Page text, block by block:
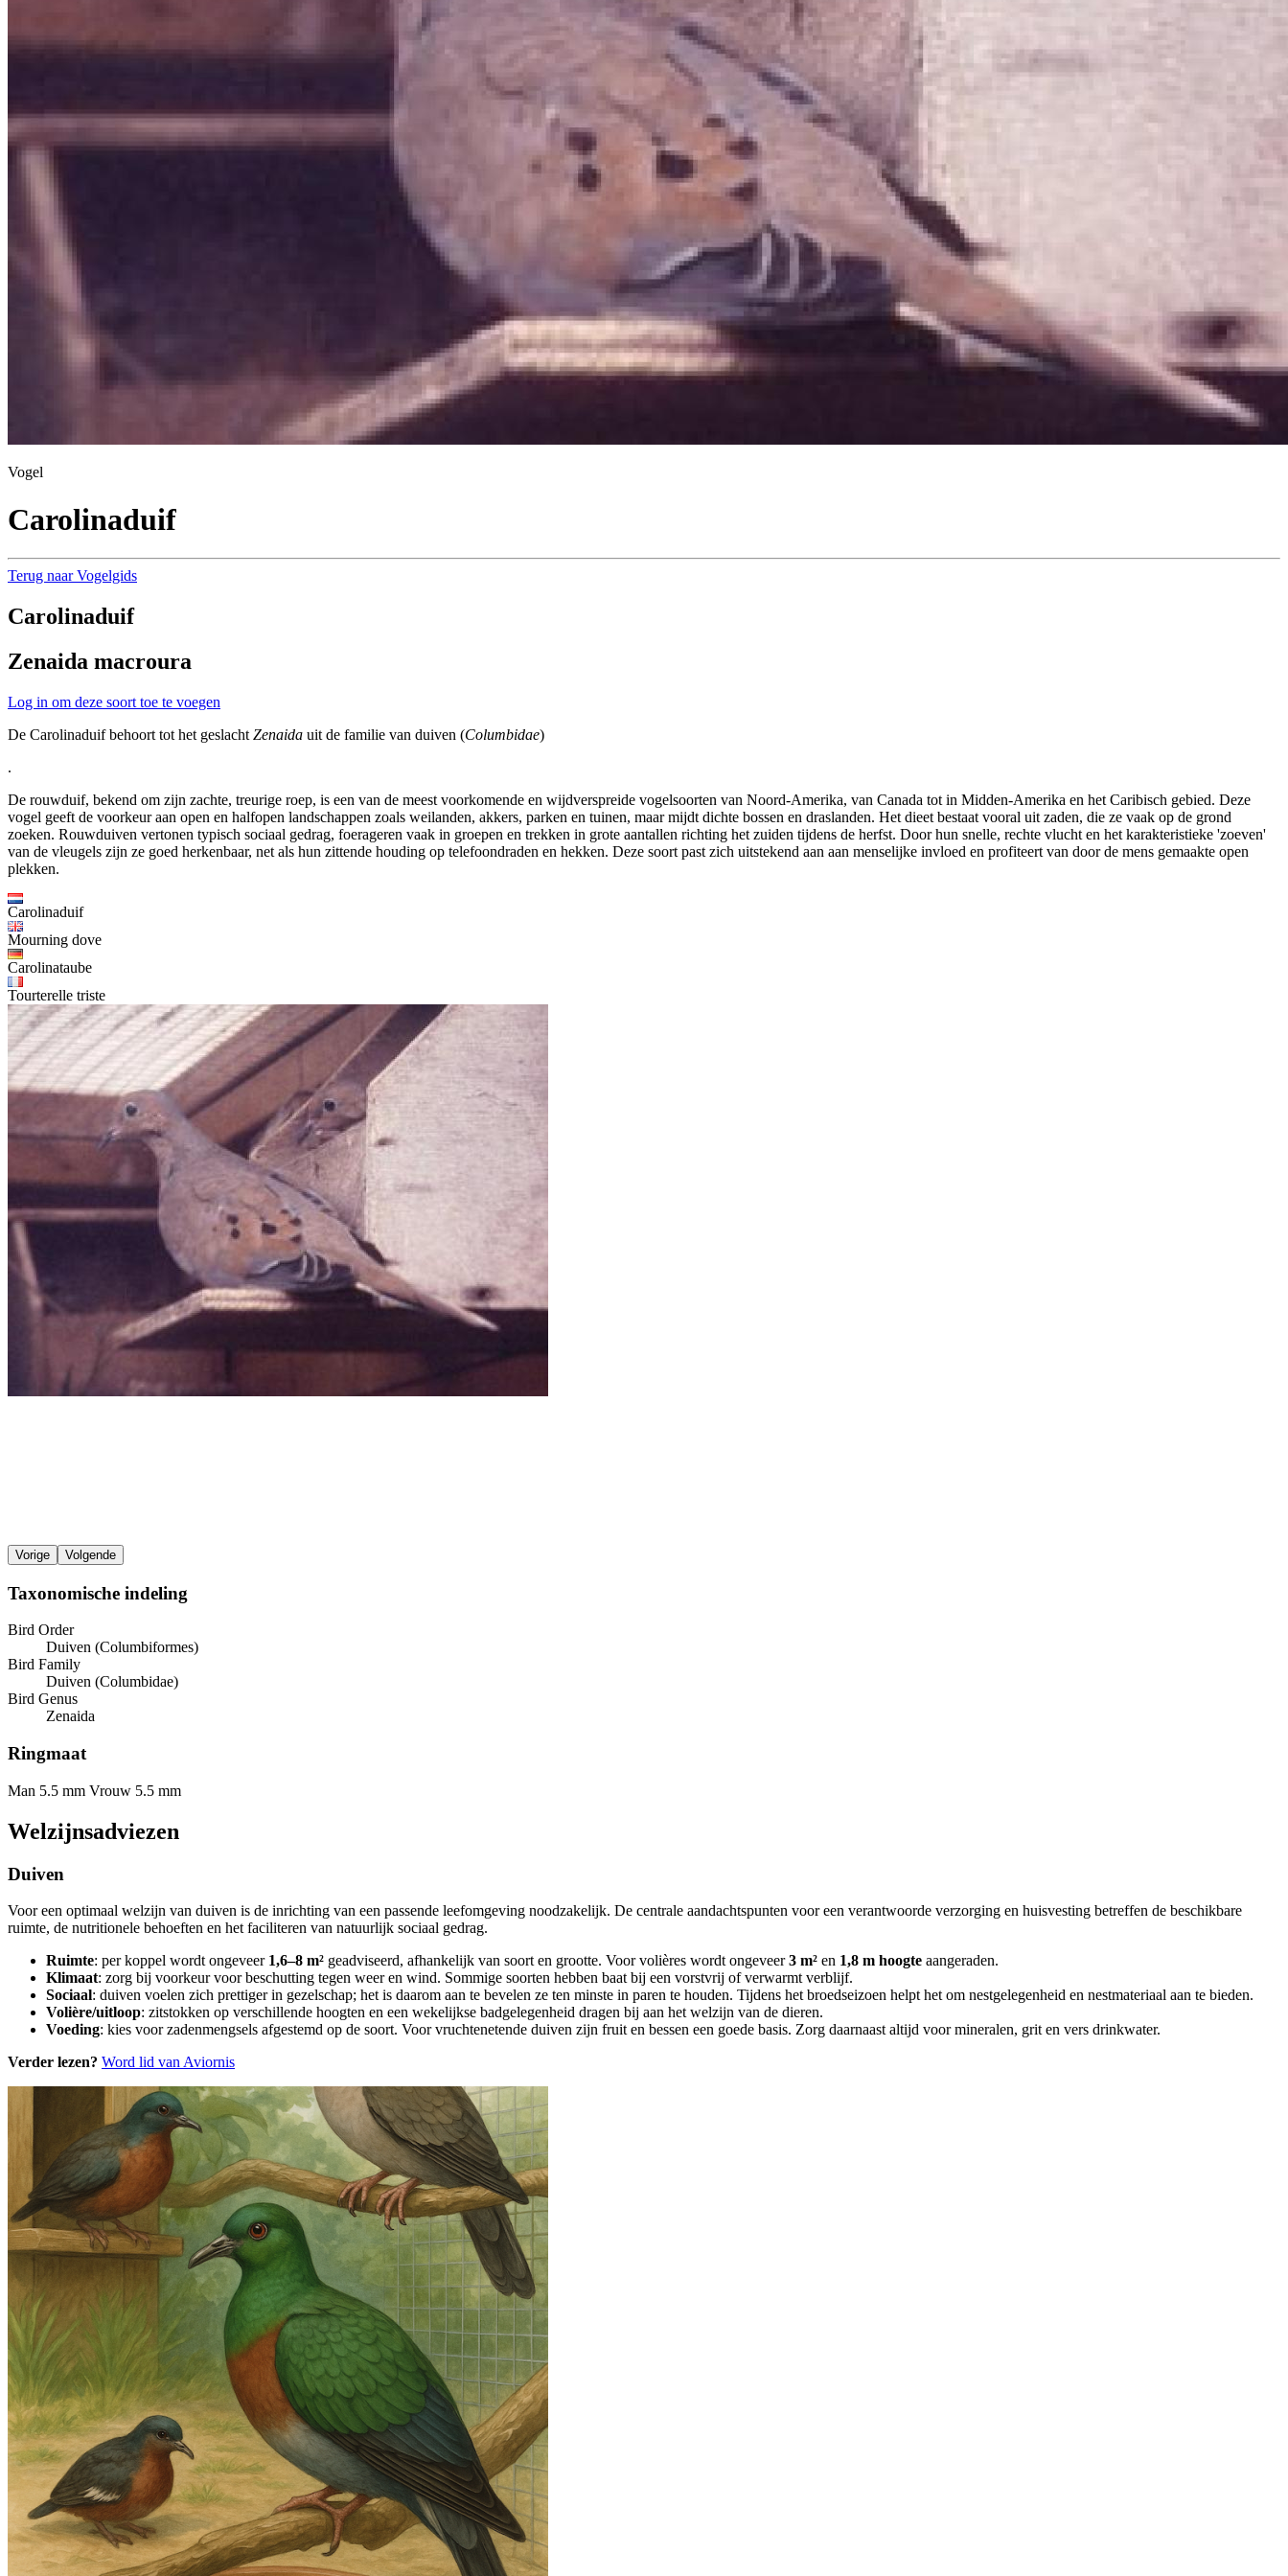
Vogel
Carolinaduif
Terug naar Vogelgids
Carolinaduif
Zenaida macroura
Log in om deze soort toe te voegen
De Carolinaduif behoort tot het geslacht Zenaida uit de familie van duiven (Columbidae)
.
De rouwduif, bekend om zijn zachte, treurige roep, is een van de meest voorkomende en wijdverspreide vogelsoorten van Noord-Amerika, van Canada tot in Midden-Amerika en het Caribisch gebied. Deze
vogel geeft de voorkeur aan open en halfopen landschappen zoals weilanden, akkers, parken en tuinen, maar mijdt dichte bossen en draslanden. Het dieet bestaat vooral uit zaden, die ze vaak op de grond
zoeken. Rouwduiven vertonen typisch sociaal gedrag, foerageren vaak in groepen en trekken in grote aantallen richting het zuiden tijdens de herfst. Door hun snelle, rechte vlucht en het karakteristieke 'zoeven'
van de vleugels zijn ze goed herkenbaar, net als hun zittende houding op telefoondraden en hekken. Deze soort past zich uitstekend aan aan menselijke invloed en profiteert van door de mens gemaakte open
plekken.
Carolinaduif
Mourning dove
Carolinataube
Tourterelle triste
Vorige Volgende
Taxonomische indeling
Bird Order
Duiven (Columbiformes)
Bird Family
Duiven (Columbidae)
Bird Genus
Zenaida
Ringmaat
Man 5.5 mm Vrouw 5.5 mm
Welzijnsadviezen
Duiven
Voor een optimaal welzijn van duiven is de inrichting van een passende leefomgeving noodzakelijk. De centrale aandachtspunten voor een verantwoorde verzorging en huisvesting betreffen de beschikbare
ruimte, de nutritionele behoeften en het faciliteren van natuurlijk sociaal gedrag.
Ruimte: per koppel wordt ongeveer 1,6–8 m² geadviseerd, afhankelijk van soort en grootte. Voor volières wordt ongeveer3 m² en 1,8 m hoogte aangeraden.
Klimaat: zorg bij voorkeur voor beschutting tegen weer en wind. Sommige soorten hebben baat bij een vorstvrij of verwarmt verblijf.
Sociaal: duiven voelen zich prettiger in gezelschap; het is daarom aan te bevelen ze ten minste in paren te houden. Tijdens het broedseizoen helpt het om nestgelegenheid en nestmateriaal aan te bieden.
Volière/uitloop: zitstokken op verschillende hoogten en een wekelijkse badgelegenheid dragen bij aan het welzijn van de dieren.
Voeding: kies voor zadenmengsels afgestemd op de soort. Voor vruchtenetende duiven zijn fruit en bessen een goede basis. Zorg daarnaast altijd voor mineralen, grit en vers drinkwater.
Verder lezen? Word lid van Aviornis